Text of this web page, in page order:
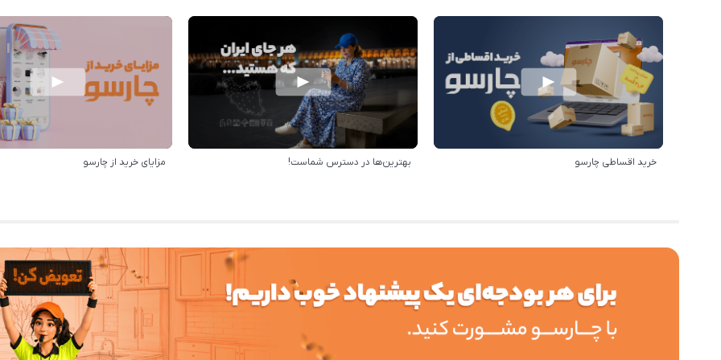
خرید اقساطی چارسو بهترین‌ها در دسترس شماست! مزایای خرید از چارسو